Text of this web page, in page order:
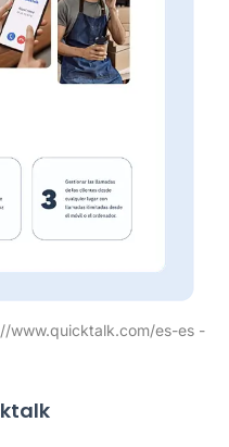
www.quicktalk.com/es-es -